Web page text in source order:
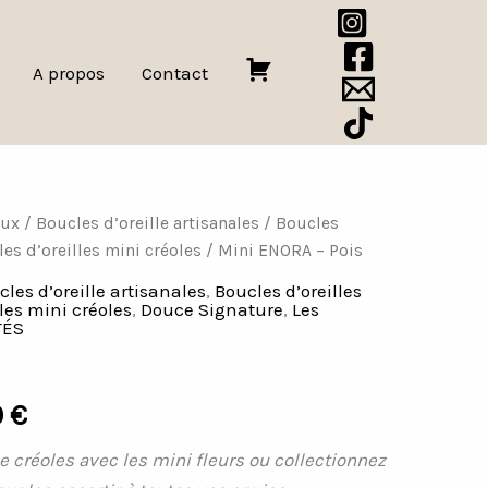
A propos Contact
P
n
r
/ Boucles d’oreille artisanales / Boucles
d’oreilles mini créoles / Mini ENORA – Pois
d’oreille artisanales, Boucles d’oreilles
mini créoles, Douce Signature, Les
€
Plage
de
prix :
à
22,00 €
créoles avec les mini fleurs ou collectionnez